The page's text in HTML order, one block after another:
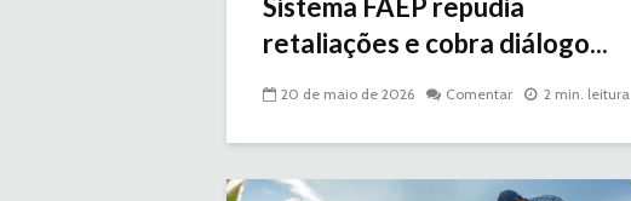
Sistema FAEP repudia
retaliações e cobra diálogo...
20 de maio de 2026 Comentar 2 min. leitura